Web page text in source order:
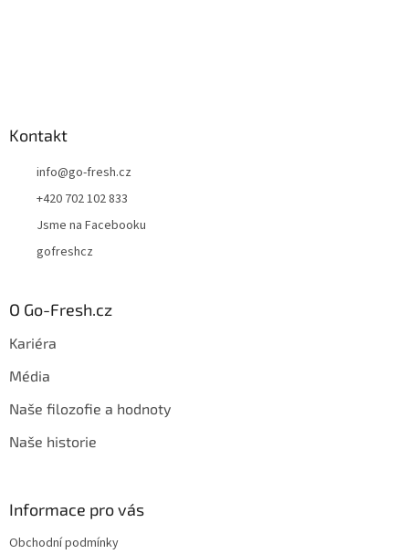
Kontakt
info@go-fresh.cz
+420 702 102 833
Jsme na Facebooku
gofreshcz
O Go-Fresh.cz
Kariéra
Média
Naše filozofie a hodnoty
Naše historie
Informace pro vás
Obchodní podmínky